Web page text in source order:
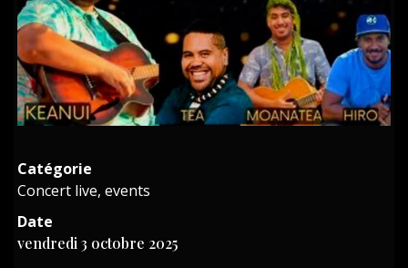
Catégorie
Concert live, events
Date
vendredi 3 octobre 2025